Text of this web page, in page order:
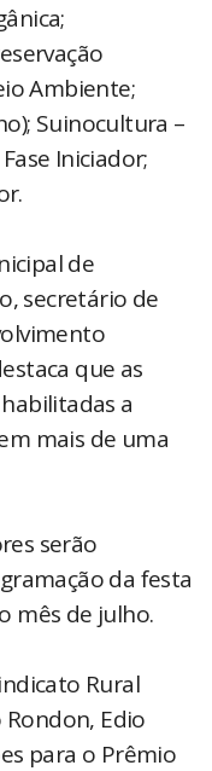
Ambiente;
Suinocultura –
Iniciador;
de
secretário de
que as
a
mais de uma
serão
da festa
mês de julho.
Rural
Edio
para o Prêmio